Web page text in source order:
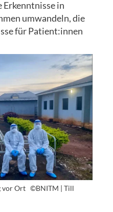
Erkenntnisse in
umwandeln, die
für Patient:innen
vor Ort ©BNITM | Till